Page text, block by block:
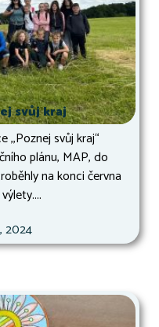
svůj kraj
,,Poznej svůj kraj“
plánu, MAP, do
na konci června
2024